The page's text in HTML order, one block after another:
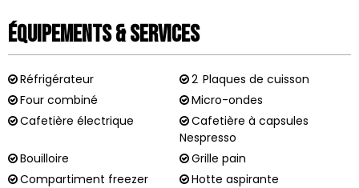
Équipements & Services
Réfrigérateur 2 Plaques de cuisson
Four combiné
Micro-ondes
Cafetière électrique
Cafetière à capsules
Nespresso
Bouilloire
Grille pain
Compartiment freezer
Hotte aspirante